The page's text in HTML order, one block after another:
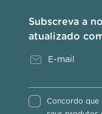
Subscreva a
atualizado
Concordo que